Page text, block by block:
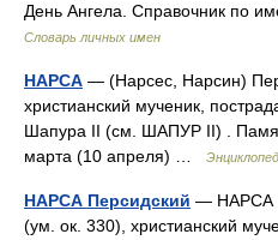
День Ангела. Справочник по
Словарь личных имен
НАРСА — (Нарсес, Нарсин)
христианский мученик,
Шапура II (см. ШАПУР II) .
марта (10 апреля) …
НАРСА Персидский — НАРСА
(ум. ок. 330), христианский